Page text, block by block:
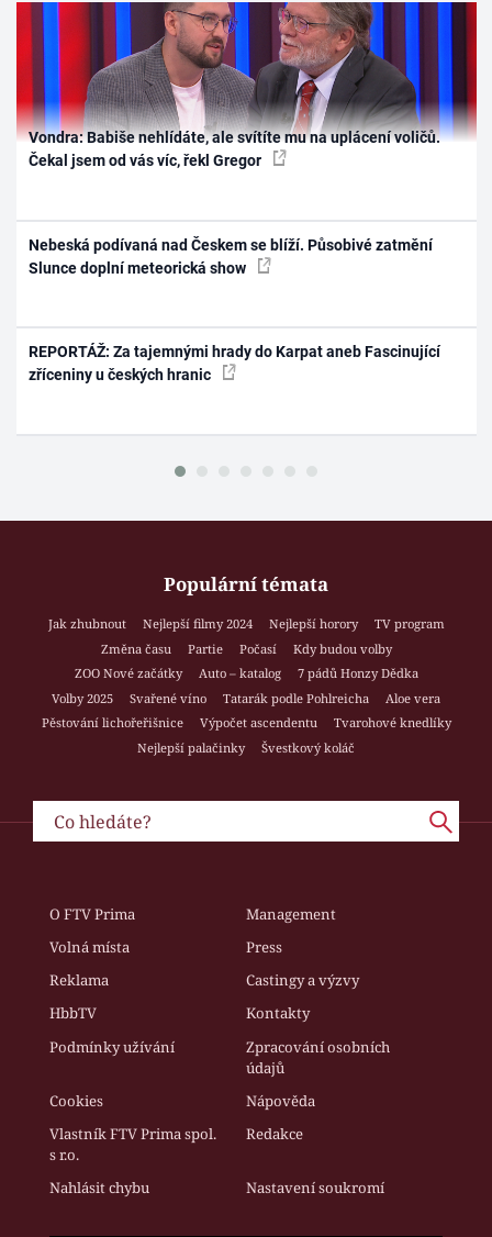
Vondra: Babiše nehlídáte, ale svítíte mu na uplácení voličů.
Čekal jsem od vás víc, řekl Gregor
Nebeská podívaná nad Českem se blíží. Působivé zatmění
Slunce doplní meteorická show
REPORTÁŽ: Za tajemnými hrady do Karpat aneb Fascinující
zříceniny u českých hranic
Populární témata
Jak zhubnout Nejlepší filmy 2024 Nejlepší horory
TV program
Změna času
Partie Počasí
Kdy budou volby
ZOO Nové začátky
Auto – katalog
7 pádů Honzy Dědka
Volby 2025
Svařené víno Tatarák podle Pohlreicha
Aloe vera
Pěstování lichořeřišnice
Výpočet ascendentu
Tvarohové knedlíky
Nejlepší palačinky
Švestkový koláč
O FTV Prima
Management
Volná místa
Press
Reklama
Castingy a výzvy
HbbTV
Kontakty
Podmínky užívání
Zpracování osobních
údajů
Cookies
Nápověda
Vlastník FTV Prima spol.
s r.o.
Redakce
Nahlásit chybu Nastavení soukromí